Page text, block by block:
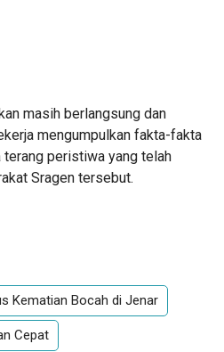
masih berlangsung dan
mengumpulkan fakta-fakta
terang peristiwa yang telah
Sragen tersebut.
Kematian Bocah di Jenar
Cepat